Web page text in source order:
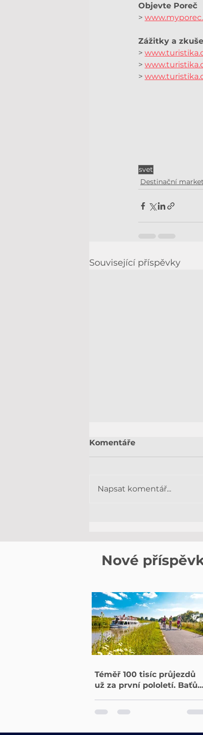
Objevte Poreč
>
Zážitky a
>
>
>
svet
Destinační
Související příspěvky
turistiku
Komentáře
Napsat komentář...
Nové
Téměř 100 tisíc průjezdů
už za první pololetí. Baťův